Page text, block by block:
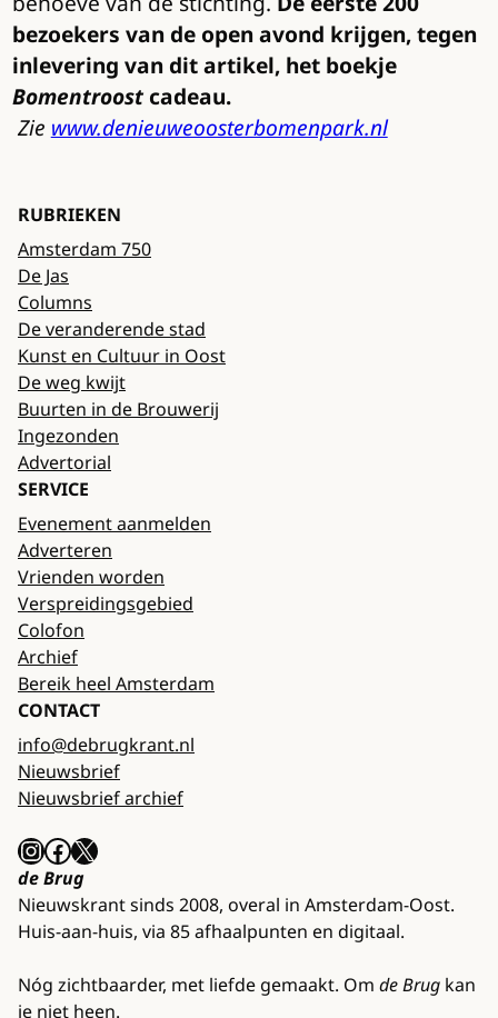
bezoekers van de open avond krijgen, tegen
inlevering van dit artikel, het boekje
Bomentroost cadeau.
Zie www.denieuweoosterbomenpark.nl
RUBRIEKEN
Amsterdam 750
De Jas
Columns
De veranderende stad
Kunst en Cultuur in Oost
De weg kwijt
Buurten in de Brouwerij
Ingezonden
Advertorial
SERVICE
Evenement aanmelden
Adverteren
Vrienden worden
Verspreidingsgebied
Colofon
Archief
Bereik heel Amsterdam
CONTACT
info@debrugkrant.nl
Nieuwsbrief
Nieuwsbrief archief
InstagramFacebook X
de Brug
Nieuwskrant sinds 2008, overal in Amsterdam-Oost.
Huis-aan-huis, via 85 afhaalpunten en digitaal.
Nóg zichtbaarder, met liefde gemaakt. Om de Brug kan
je niet heen.